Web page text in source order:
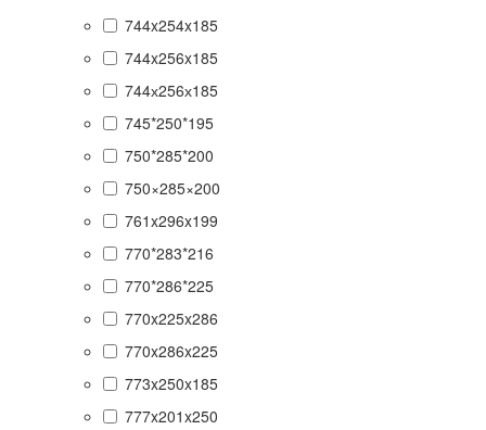
744x254x185
744x256x185
744х256х185
745*250*195
750*285*200
750×285×200
761x296x199
770*283*216
770*286*225
770x225x286
770x286x225
773x250x185
777x201x250